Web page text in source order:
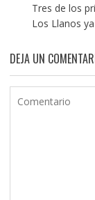
Tres de los
Los Llanos
DEJA UN